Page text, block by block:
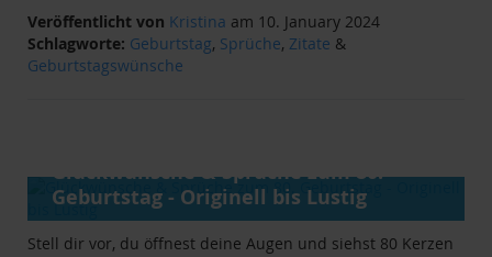
Veröffentlicht von Kristina am 10. January 2024
Schlagworte: Geburtstag, Sprüche, Zitate &
Geburtstagswünsche
Glückwünsche & Sprüche zum 80.
Geburtstag - Originell bis Lustig
Stell dir vor, du öffnest deine Augen und siehst 80 Kerzen